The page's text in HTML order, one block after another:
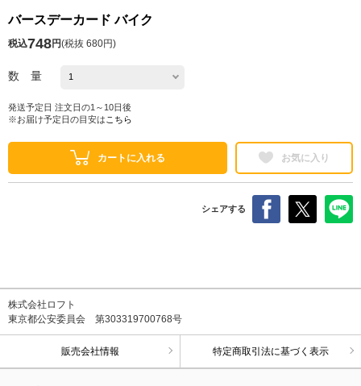
バースデーカード バイク
税込748円(税抜 680円)
数 量
発送予定日 注文日の1～10日後
※お届け予定日の目安は こちら
カートに入れる お気に入り
シェアする
株式会社ロフト
東京都公安委員会 第303319700768号
販売会社情報 特定商取引法に基づく表示